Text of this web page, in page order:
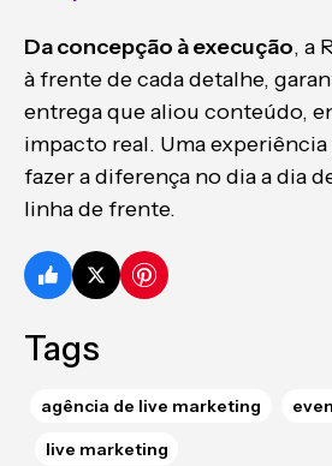
Da concepção à execução, a
à frente de cada detalhe,
entrega que aliou conteúdo,
impacto real. Uma experiência
fazer a diferença no dia a dia
linha de frente.
Tags
agência de live marketing
live marketing